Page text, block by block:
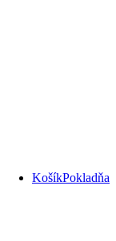
KošíkPokladňa